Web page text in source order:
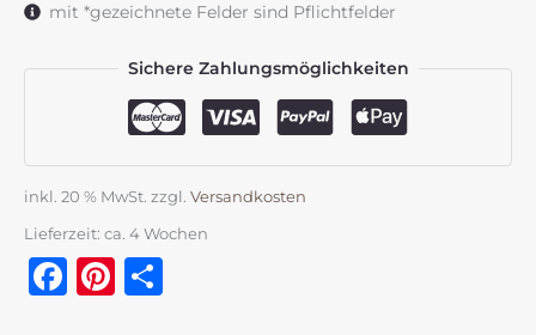
mit *gezeichnete Felder sind Pflichtfelder
Sichere Zahlungsmöglichkeiten
inkl. 20 % MwSt. zzgl. Versandkosten
Lieferzeit: ca. 4 Wochen
Facebook
Pinterest